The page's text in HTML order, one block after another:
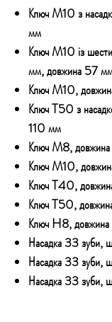
Ключ M10 з
мм
Ключ M10 із
мм, довжина 57
Ключ M10,
Ключ T50 з
110 мм
Ключ M8,
Ключ M10,
Ключ T40,
Ключ T50,
Ключ H8,
Насадка 33 зуби,
Насадка 33 зуби,
Насадка 33 зуби,